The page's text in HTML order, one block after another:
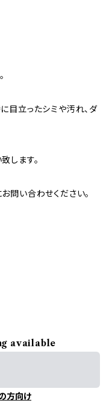
目立ったシミや汚れ、ダ
します。
問い合わせください。
available
方向け